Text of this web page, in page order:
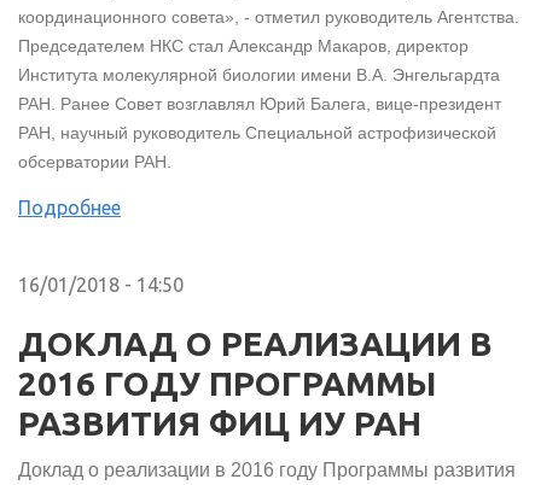
координационного совета», - отметил руководитель Агентства.
Председателем НКС стал Александр Макаров, директор
Института молекулярной биологии имени В.А. Энгельгардта
РАН. Ранее Совет возглавлял Юрий Балега, вице-президент
РАН, научный руководитель Специальной астрофизической
обсерватории РАН.
Подробнее
16/01/2018 - 14:50
ДОКЛАД О РЕАЛИЗАЦИИ В
2016 ГОДУ ПРОГРАММЫ
РАЗВИТИЯ ФИЦ ИУ РАН
Доклад о реализации в 2016 году Программы развития